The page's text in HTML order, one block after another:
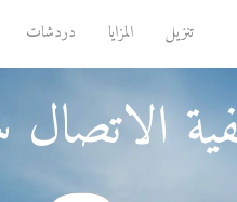
تنزيل المزايا دردشات
الاتصال